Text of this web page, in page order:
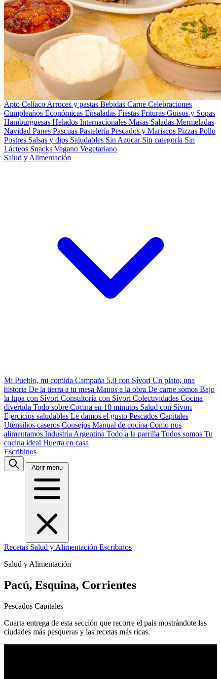
Apto Celíaco Arroces y pastas Bebidas Carne Celebraciones
Cumpleaños Económicas Ensaladas Fiestas Frituras Guisos y Sopas
Hamburguesas Helados Internacionales Masas Saladas Mermeladas
Navidad Panes Pascuas Pastelería Pescados y Mariscos Pizzas Pollo
Postres Salsas y dips Saludables Sin Azucar Sin categoría Sin
Lácteos Snacks Vegano Vegetariano
Salud y Alimentación
Mi Pueblo, mi comida Campaña 5.0 con Sívori Un plato, una
historia De la tierra a tu mesa Manos a la obra De carne somos Bajo
la lupa con Sívori Consultoría con Sívori Colectividades Cocina
divertida Todo sobre Cocina en 10 minutos Salud con Sívori
Ejercicios saludables Le damos el gusto Pescados Capitales
Utensilios caseros Consejos Manual de cocina Como nos
alimentamos Industria Argentina Todo a la parrilla Todos somos Tu
cocina ideal Huerta en casa
Escribinos
Abrir menu
Recetas Salud y Alimentación Escribinos
Salud y Alimentación
Pacú, Esquina, Corrientes
Pescados Capitales
Cuarta entrega de esta sección que recorre el país mostrándote las
ciudades más pesqueras y las recetas más ricas.